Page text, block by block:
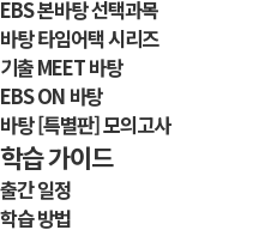
EBS 본바탕 선택과목
바탕 타임어택 시리즈
기출 MEET 바탕
EBS ON 바탕
바탕 [특별판] 모의고사
학습 가이드
출간 일정
학습 방법